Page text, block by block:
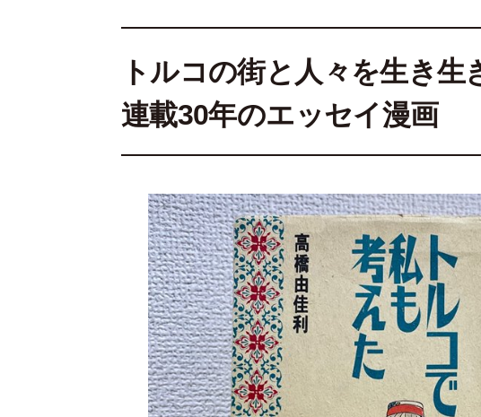
トルコの街と人々を生き生
連載30年のエッセイ漫画